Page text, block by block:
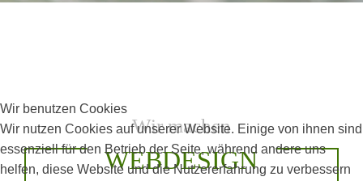
Wir machen
WEBDESIGN
Wir benutzen Cookies
Wir nutzen Cookies auf unserer Website. Einige von ihnen sind
essenziell für den Betrieb der Seite, während andere uns
helfen, diese Website und die Nutzererfahrung zu verbessern